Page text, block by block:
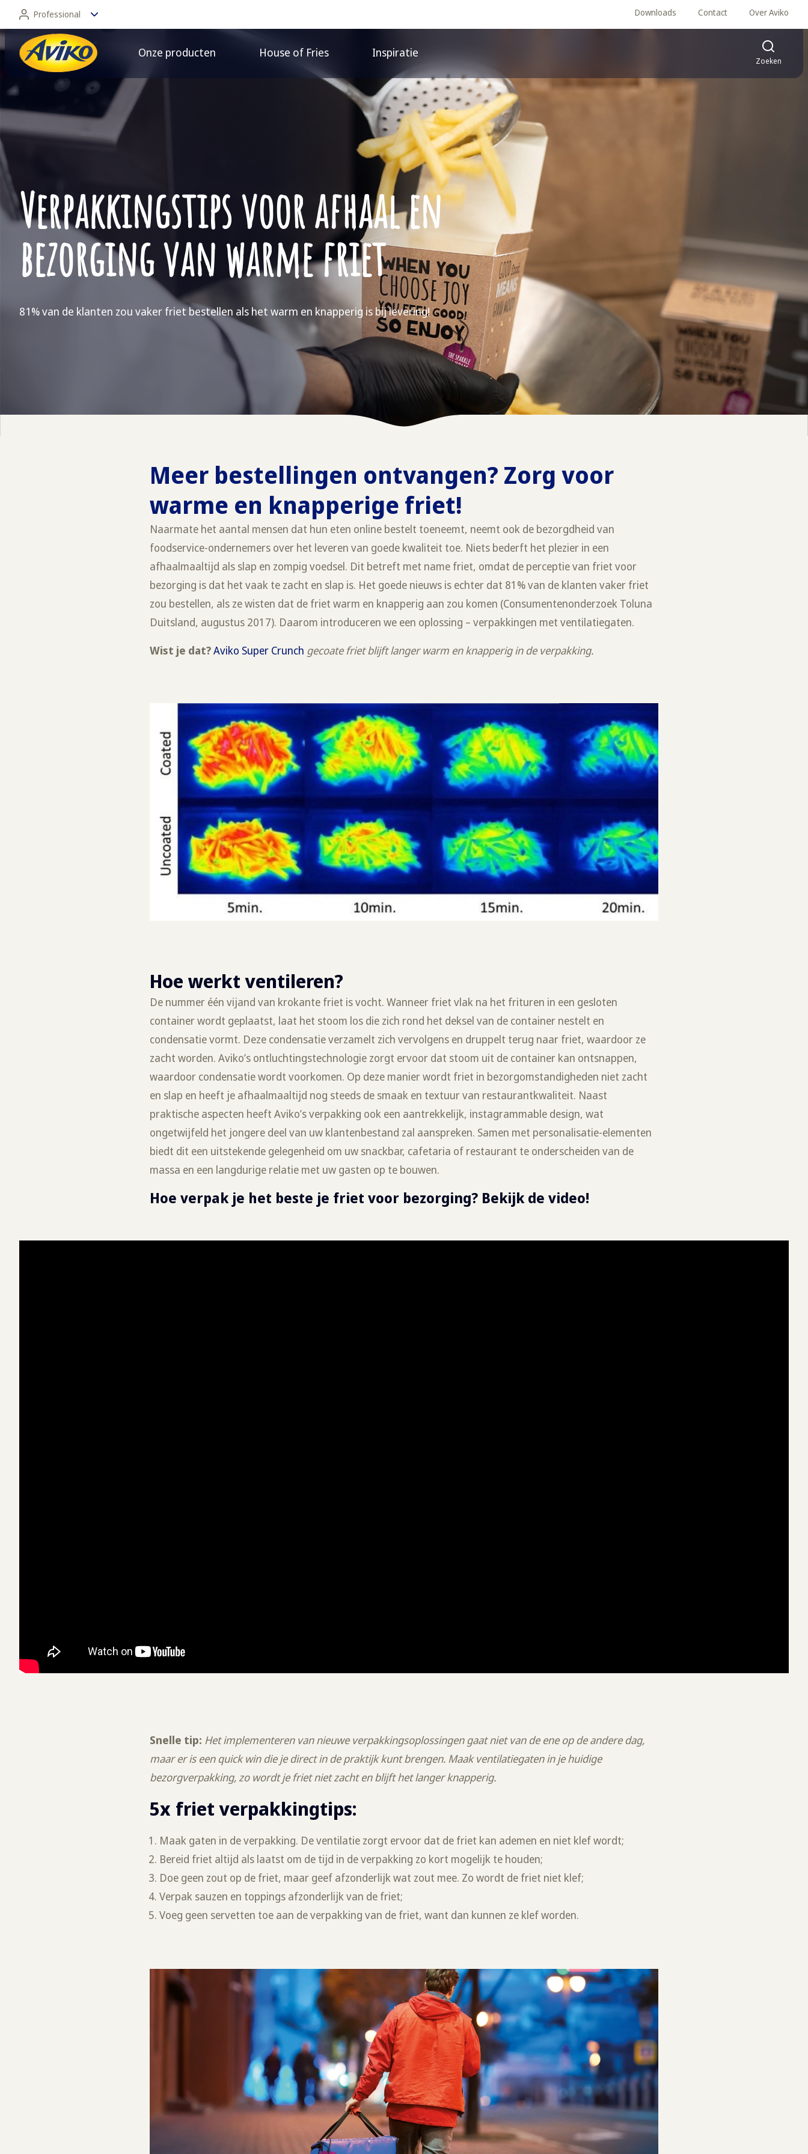
Professional
Professional
Consument
Downloads Contact Over Aviko
Onze producten House of Fries Inspiratie
Zoeken
Verpakkingstips voor afhaal en
bezorging van warme friet
81% van de klanten zou vaker friet bestellen als het warm en knapperig is bij levering!
Meer bestellingen ontvangen? Zorg voor
warme en knapperige friet!
Naarmate het aantal mensen dat hun eten online bestelt toeneemt, neemt ook de bezorgdheid van
foodservice-ondernemers over het leveren van goede kwaliteit toe. Niets bederft het plezier in een
afhaalmaaltijd als slap en zompig voedsel. Dit betreft met name friet, omdat de perceptie van friet voor
bezorging is dat het vaak te zacht en slap is. Het goede nieuws is echter dat 81% van de klanten vaker friet
zou bestellen, als ze wisten dat de friet warm en knapperig aan zou komen (Consumentenonderzoek Toluna
Duitsland, augustus 2017). Daarom introduceren we een oplossing – verpakkingen met ventilatiegaten.
Wist je dat?Aviko Super Crunch gecoate friet blijft langer warm en knapperig in de verpakking.
Hoe werkt ventileren?
De nummer één vijand van krokante friet is vocht. Wanneer friet vlak na het frituren in een gesloten
container wordt geplaatst, laat het stoom los die zich rond het deksel van de container nestelt en
condensatie vormt. Deze condensatie verzamelt zich vervolgens en druppelt terug naar friet, waardoor ze
zacht worden. Aviko’s ontluchtingstechnologie zorgt ervoor dat stoom uit de container kan ontsnappen,
waardoor condensatie wordt voorkomen. Op deze manier wordt friet in bezorgomstandigheden niet zacht
en slap en heeft je afhaalmaaltijd nog steeds de smaak en textuur van restaurantkwaliteit. Naast
praktische aspecten heeft Aviko’s verpakking ook een aantrekkelijk, instagrammable design, wat
ongetwijfeld het jongere deel van uw klantenbestand zal aanspreken. Samen met personalisatie-elementen
biedt dit een uitstekende gelegenheid om uw snackbar, cafetaria of restaurant te onderscheiden van de
massa en een langdurige relatie met uw gasten op te bouwen.
Hoe verpak je het beste je friet voor bezorging? Bekijk de video!
Snelle tip: Het implementeren van nieuwe verpakkingsoplossingen gaat niet van de ene op de andere dag,
maar er is een quick win die je direct in de praktijk kunt brengen. Maak ventilatiegaten in je huidige
bezorgverpakking, zo wordt je friet niet zacht en blijft het langer knapperig.
5x friet verpakkingtips:
Maak gaten in de verpakking. De ventilatie zorgt ervoor dat de friet kan ademen en niet klef wordt;
Bereid friet altijd als laatst om de tijd in de verpakking zo kort mogelijk te houden;
Doe geen zout op de friet, maar geef afzonderlijk wat zout mee. Zo wordt de friet niet klef;
Verpak sauzen en toppings afzonderlijk van de friet;
Voeg geen servetten toe aan de verpakking van de friet, want dan kunnen ze klef worden.